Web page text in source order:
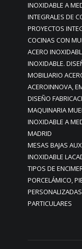
INOXIDABLE A
INTEGRALES DE
PROYECTOS
COCINAS CON
ACERO
INOXIDABLE.
MOBILIARIO
ACEROINNOVA,
DISEÑO
MAQUINARIA
INOXIDABLE A
MADRID
MESAS BAJAS
INOXIDABLE
TIPOS DE
PORCELÁMICO,
PARTICULARES